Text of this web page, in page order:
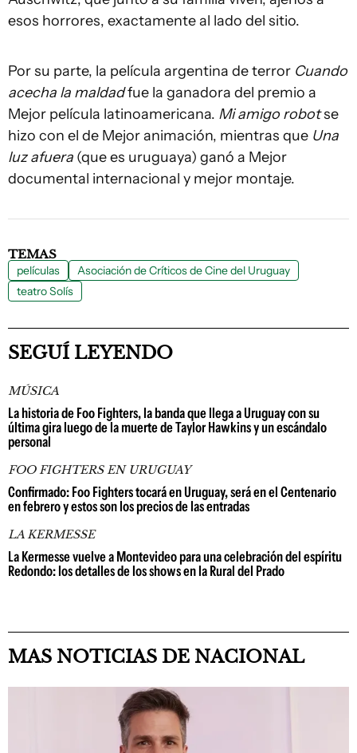
esos horrores, exactamente al lado del sitio.
Por su parte, la película argentina de terror Cuando
acecha la maldadfue la ganadora del premio a
Mejor película latinoamericana. Mi amigo robotse
hizo con el de Mejor animación, mientras que Una
luz afuera (que es uruguaya) ganó a Mejor
documental internacional y mejor montaje.
TEMAS
películas
Asociación de Críticos de Cine del Uruguay
teatro Solís
SEGUÍ LEYENDO
MÚSICA
La historia de Foo Fighters, la banda que llega a Uruguay con su
última gira luego de la muerte de Taylor Hawkins y un escándalo
personal
FOO FIGHTERS EN URUGUAY
Confirmado: Foo Fighters tocará en Uruguay, será en el Centenario
en febrero y estos son los precios de las entradas
LA KERMESSE
La Kermesse vuelve a Montevideo para una celebración del espíritu
Redondo: los detalles de los shows en la Rural del Prado
MAS NOTICIAS DE NACIONAL